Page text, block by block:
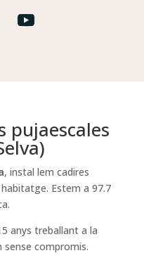
pujaescales
, instal lem cadires
Estem a 97.7
anys treballant a la
sense compromis.